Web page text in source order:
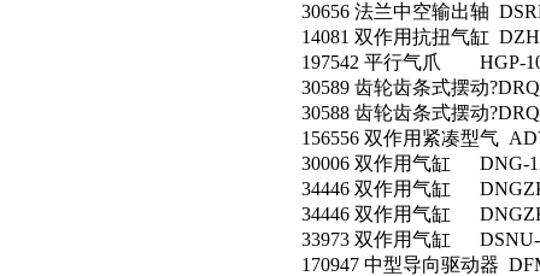
30656 法兰中空输出轴
14081 双作用抗扭气缸
197542 平行气爪 HGP-
30589 齿轮齿条式摆动
30588 齿轮齿条式摆动
156556 双作用紧凑型气
30006 双作用气缸 DNG-
34446 双作用气缸
34446 双作用气缸
33973 双作用气缸 DSNU-
170947 中型导向驱动器